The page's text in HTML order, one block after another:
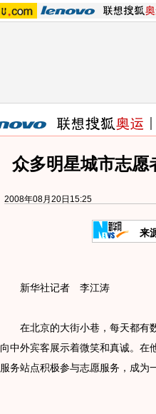
众多明星城市志
2008年08月20日15:25
来
新华社记者 李江涛
在北京的大街小巷，每天都有数
向中外宾客展示着微笑和真诚。在
服务站点积极参与志愿服务，成为